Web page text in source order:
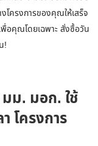
โครงการของคุณให้เสร็จ
พื่อคุณโดยเฉพาะ สั่งซื้อวัน
!
ม. มอก. ใช้
โครงการ